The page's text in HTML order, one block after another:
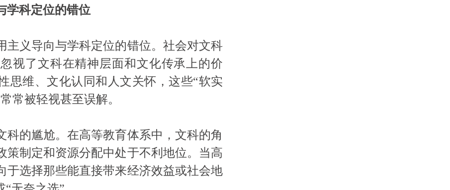
学科定位的错位
义导向与学科定位的错位。社会对文科
视了文科在精神层面和文化传承上的价
思维、文化认同和人文关怀，这些“软实
常被轻视甚至误解。
的尴尬。在高等教育体系中，文科的角
策制定和资源分配中处于不利地位。当高
于选择那些能直接带来经济效益或社会地